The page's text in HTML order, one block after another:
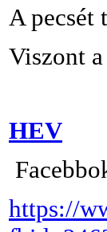
A pecsét
Viszont
HEV
https://